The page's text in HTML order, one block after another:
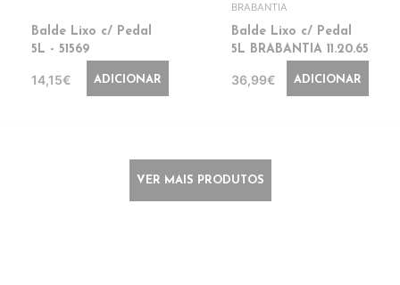
Balde Lixo c/ Pedal
5L - 51569
14,15€ ADICIONAR
BRABANTIA
Balde Lixo c/ Pedal
5L BRABANTIA 11.20.65
36,99€ ADICIONAR
VER MAIS PRODUTOS